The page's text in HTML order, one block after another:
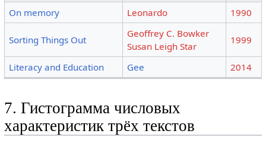
On memory
Leonardo 1990
Sorting Things Out
Geoffrey C. Bowker
Susan Leigh Star
1999
Literacy and Education Gee 2014
7. Гистограмма числовых
характеристик трёх текстов